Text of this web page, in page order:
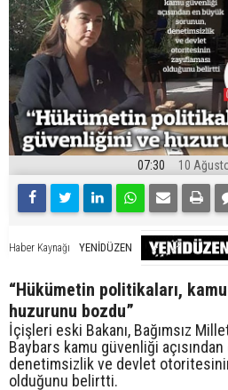
07:30 10
Haber Kaynağı YENİDÜZEN
“Hükümetin politikaları,
huzurunu bozdu”
İçişleri eski Bakanı, Bağımsız
Baybars kamu güvenliği
denetimsizlik ve devlet
olduğunu belirtti.